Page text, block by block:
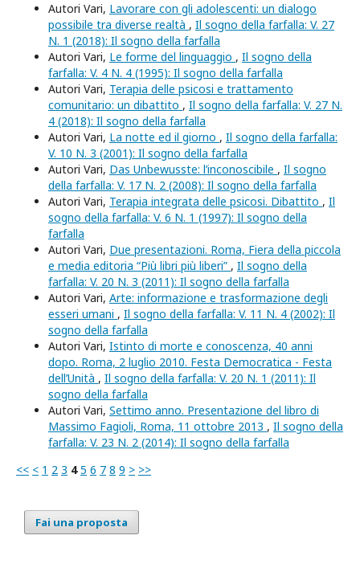
Autori Vari, Lavorare con gli adolescenti: un dialogo
possibile tra diverse realtà , Il sogno della farfalla: V. 27
N. 1 (2018): Il sogno della farfalla
Autori Vari, Le forme del linguaggio , Il sogno della
farfalla: V. 4 N. 4 (1995): Il sogno della farfalla
Autori Vari, Terapia delle psicosi e trattamento
comunitario: un dibattito , Il sogno della farfalla: V. 27 N.
4 (2018): Il sogno della farfalla
Autori Vari, La notte ed il giorno , Il sogno della farfalla:
V. 10 N. 3 (2001): Il sogno della farfalla
Autori Vari, Das Unbewusste: l’inconoscibile , Il sogno
della farfalla: V. 17 N. 2 (2008): Il sogno della farfalla
Autori Vari, Terapia integrata delle psicosi. Dibattito , Il
sogno della farfalla: V. 6 N. 1 (1997): Il sogno della
farfalla
Autori Vari, Due presentazioni. Roma, Fiera della piccola
e media editoria “Più libri più liberi” , Il sogno della
farfalla: V. 20 N. 3 (2011): Il sogno della farfalla
Autori Vari, Arte: informazione e trasformazione degli
esseri umani , Il sogno della farfalla: V. 11 N. 4 (2002): Il
sogno della farfalla
Autori Vari, Istinto di morte e conoscenza, 40 anni
dopo. Roma, 2 luglio 2010. Festa Democratica - Festa
dell’Unità , Il sogno della farfalla: V. 20 N. 1 (2011): Il
sogno della farfalla
Autori Vari, Settimo anno. Presentazione del libro di
Massimo Fagioli, Roma, 11 ottobre 2013 , Il sogno della
farfalla: V. 23 N. 2 (2014): Il sogno della farfalla
<< < 1 2 3 4 5 6 7 8 9 > >>
Fai una proposta